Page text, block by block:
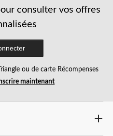
consulter vos offres
ou de carte Récompenses
maintenant